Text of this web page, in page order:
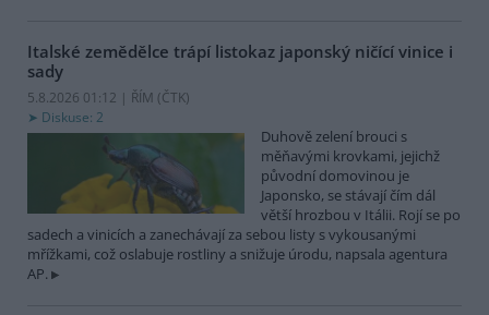
Italské zemědělce trápí listokaz japonský ničící vinice i
sady
5.8.2026 01:12 | ŘÍM (ČTK)
Diskuse: 2
Duhově zelení brouci s
měňavými krovkami, jejichž
původní domovinou je
Japonsko, se stávají čím dál
větší hrozbou v Itálii. Rojí se po
sadech a vinicích a zanechávají za sebou listy s vykousanými
mřížkami, což oslabuje rostliny a snižuje úrodu, napsala agentura
AP.